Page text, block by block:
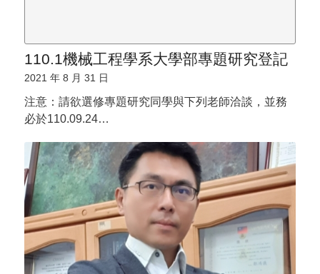
110.1機械工程學系大學部專題研究登記
2021 年 8 月 31 日
注意：請欲選修專題研究同學與下列老師洽談，並務
必於110.09.24…